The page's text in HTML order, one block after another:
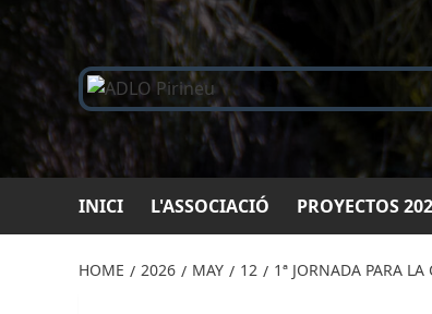
Saltar
contingut
INICI L'ASSOCIACIÓ PROYECTOS
HOME 2026 MAY 12 1ª JORNADA PARA